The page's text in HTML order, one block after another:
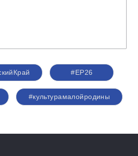
#ЕР26
#культурамалойродины